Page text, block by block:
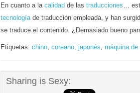
En cuanto a lacalidad de lastraducciones…
tecnologíade traducción empleada, y han
se traduce el contenido. ¿Demasiado bueno
Etiquetas:chino,coreano,japonés,máquina
Sharing is Sexy: